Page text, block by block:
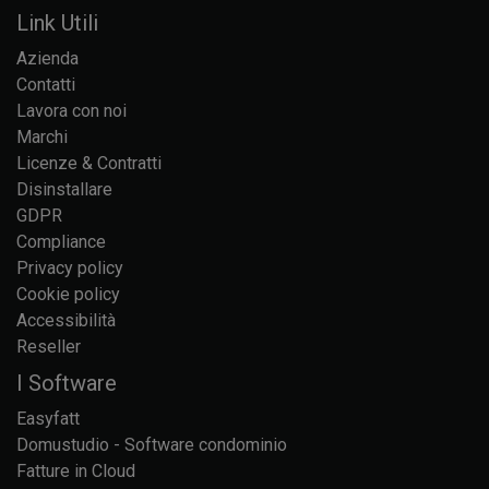
Link Utili
Azienda
Contatti
Lavora con noi
Marchi
Licenze & Contratti
Disinstallare
GDPR
Compliance
Privacy policy
Cookie policy
Accessibilità
Reseller
I Software
Easyfatt
Domustudio - Software condominio
Fatture in Cloud